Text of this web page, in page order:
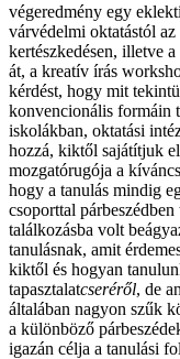
végeredmény egy
várvédelmi oktatástól
kertészkedésen, illetve
át, a kreatív írás
kérdést, hogy mit
konvencionális formáin
iskolákban, oktatási
hozzá, kiktől sajátítjuk
mozgatórugója a
hogy a tanulás mindig
csoporttal
találkozásba volt
tanulásnak, amit
kiktől és hogyan
tapasztalatcseréről, de
általában nagyon szűk
a különböző
igazán célja a tanulási